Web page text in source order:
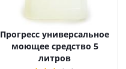
Прогресс универсальное
моющее средство 5
литров